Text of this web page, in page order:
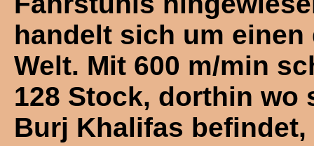
handelt sich um
Welt. Mit 600 m/min
128 Stock, dorthin
Burj Khalifas